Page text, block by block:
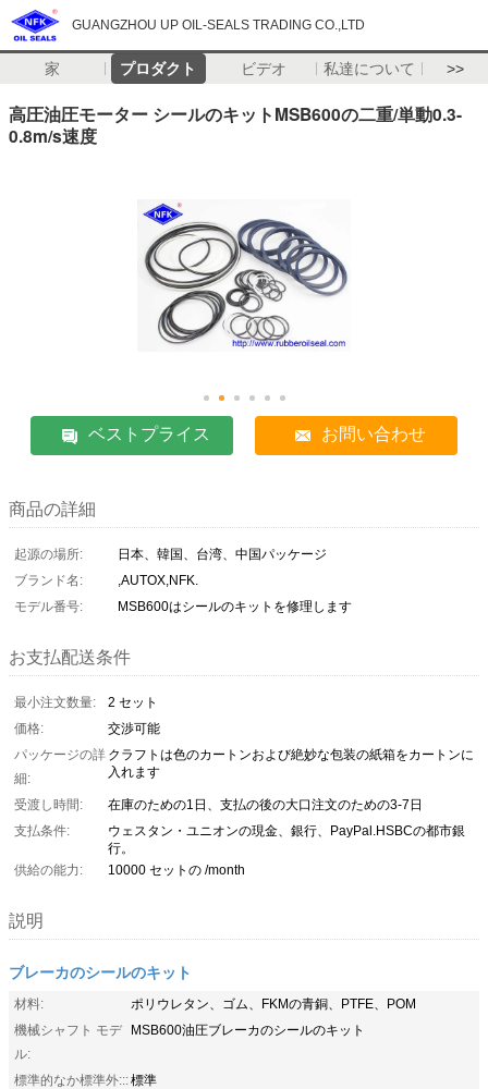
GUANGZHOU UP OIL-SEALS TRADING CO.,LTD
家 プロダクト ビデオ 私達について >>
高圧油圧モーター シールのキットMSB600の二重/単動0.3-
0.8m/s速度
ベストプライス お問い合わせ
商品の詳細
起源の場所:
日本、韓国、台湾、中国パッケージ
ブランド名:
,AUTOX,NFK.
モデル番号:
MSB600はシールのキットを修理します
お支払配送条件
最小注文数量:
2 セット
価格:
交渉可能
パッケージの詳
細:
クラフトは色のカートンおよび絶妙な包装の紙箱をカートンに
入れます
受渡し時間:
在庫のための1日、支払の後の大口注文のための3-7日
支払条件:
ウェスタン・ユニオンの現金、銀行、PayPal.HSBCの都市銀
行。
供給の能力:
10000 セットの /month
説明
ブレーカのシールのキット
材料:
ポリウレタン、ゴム、FKMの青銅、PTFE、POM
機械シャフト モデ
ル:
MSB600油圧ブレーカのシールのキット
標準的なか標準外:::標準